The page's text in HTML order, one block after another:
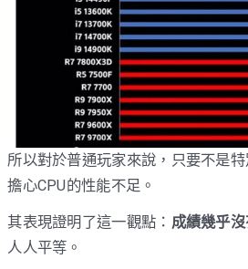
所以對於普通玩家來說，只要不是
擔心CPU的性能不足。
其表現證明了這一觀點： 成績幾乎沒
人人平等。